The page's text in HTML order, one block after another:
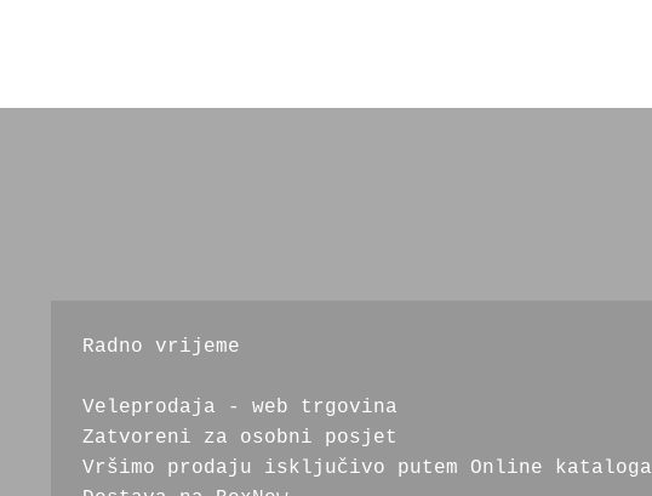
Radno vrijeme
Veleprodaja - web trgovina
Zatvoreni za osobni posjet
Vršimo prodaju isključivo putem Online kataloga